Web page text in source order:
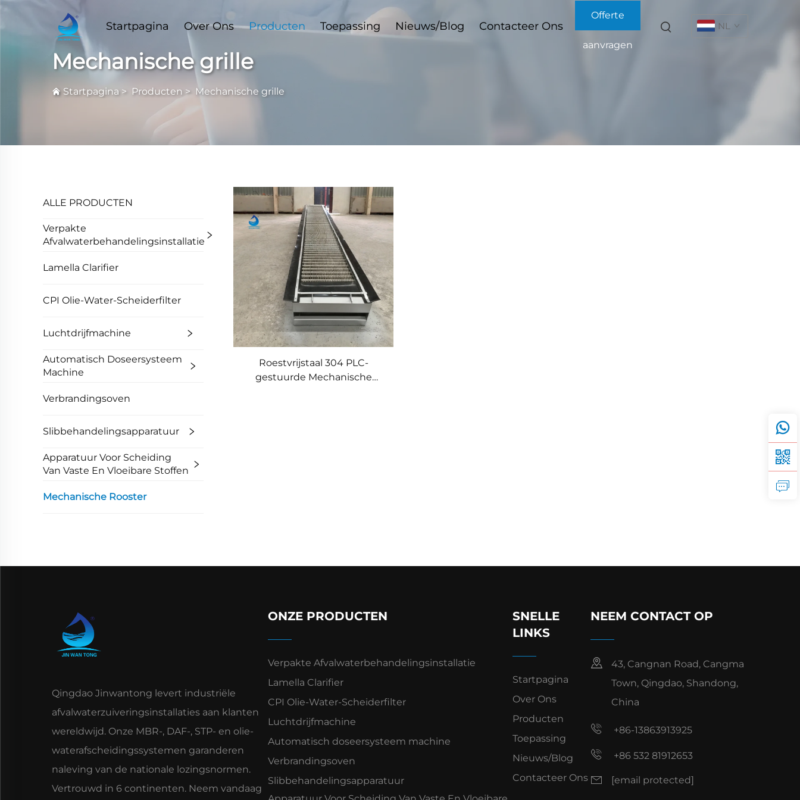
Startpagina Over Ons Producten Toepassing Nieuws/Blog Contacteer Ons
Offerte
aanvragen
NL
Mechanische grille
Startpagina> Producten > Mechanische grille
ALLE PRODUCTEN
Verpakte
Afvalwaterbehandelingsinstallatie
Lamella Clarifier
CPI Olie-Water-Scheiderfilter
Luchtdrijfmachine
Automatisch Doseersysteem
Machine
Verbrandingsoven
Slibbehandelingsapparatuur
Apparatuur Voor Scheiding
Van Vaste En Vloeibare Stoffen
Mechanische Rooster
Roestvrijstaal 304 PLC-
gestuurde Mechanische
Qingdao Jinwantong levert industriële
afvalwaterzuiveringsinstallaties aan klanten
wereldwijd. Onze MBR-, DAF-, STP- en olie-
waterafscheidingssystemen garanderen
naleving van de nationale lozingsnormen.
Vertrouwd in 6 continenten. Neem vandaag
ONZE PRODUCTEN
Verpakte Afvalwaterbehandelingsinstallatie
Lamella Clarifier
CPI Olie-Water-Scheiderfilter
Luchtdrijfmachine
Automatisch doseersysteem machine
Verbrandingsoven
Slibbehandelingsapparatuur
SNELLE
LINKS
Startpagina
Over Ons
Producten
Toepassing
Nieuws/Blog
Contacteer Ons
NEEM CONTACT OP
43, Cangnan Road, Cangma
Town, Qingdao, Shandong,
China
+86-13863913925
+86 532 81912653
[email protected]